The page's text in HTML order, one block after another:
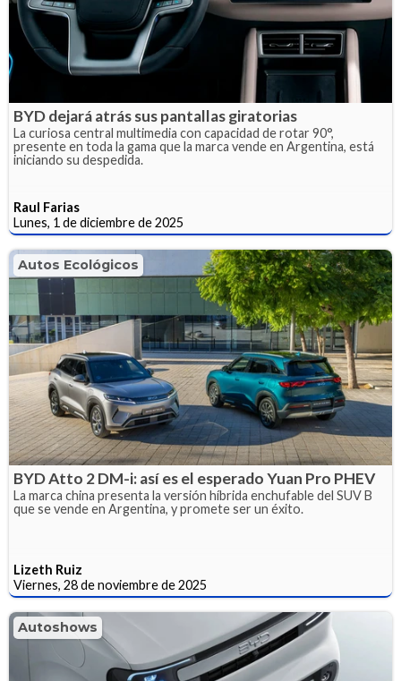
BYD dejará atrás sus pantallas giratorias
La curiosa central multimedia con capacidad de rotar 90°,
presente en toda la gama que la marca vende en Argentina, está
iniciando su despedida.
Raul Farias
Lunes, 1 de diciembre de 2025
Autos Ecológicos
BYD Atto 2 DM-i: así es el esperado Yuan Pro PHEV
La marca china presenta la versión híbrida enchufable del SUV B
que se vende en Argentina, y promete ser un éxito.
Lizeth Ruiz
Viernes, 28 de noviembre de 2025
Autoshows